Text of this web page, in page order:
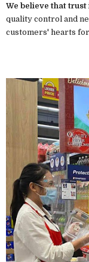
We believe that
quality control and
customers' hearts